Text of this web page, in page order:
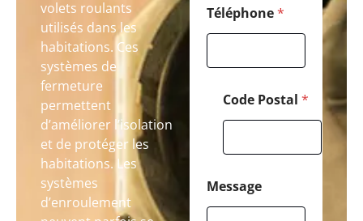
volets roulants
utilisés dans les
habitations. Ces
systèmes de
fermeture
permettent
d’améliorer l’isolation
et de protéger les
habitations. Les
systèmes
d’enroulement
Téléphone*
Code Postal *
Message